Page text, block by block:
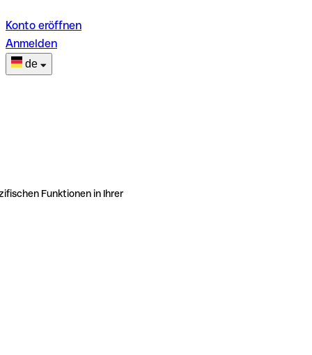
Konto eröffnen
Anmelden
de
Funktionen in Ihrer